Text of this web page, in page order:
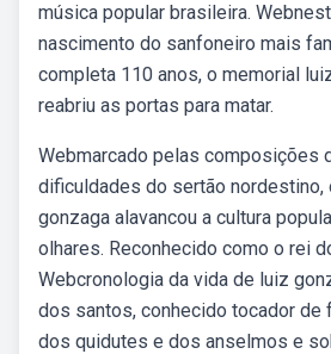
música popular brasileira.
nascimento do sanfoneiro mais
completa 110 anos, o memorial
reabriu as portas para matar.
Webmarcado pelas composições
dificuldades do sertão nordestino,
gonzaga alavancou a cultura
olhares. Reconhecido como o rei
Webcronologia da vida de luiz
dos santos, conhecido tocador de
dos quidutes e dos anselmos e